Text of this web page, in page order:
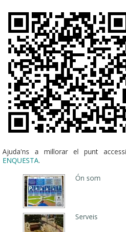
Ajuda'ns a millorar el punt
ENQUESTA.
Ón som
Serveis